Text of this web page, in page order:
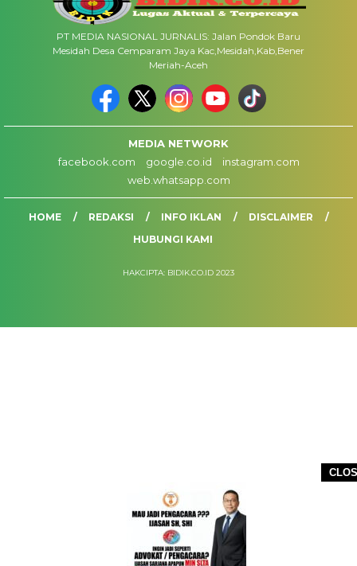
PT MEDIA NASIONAL JURNALIS: Jalan Pondok Baru
Mesidah Desa Cemparam Jaya Kac,Mesidah,Kab,Bener
Meriah-Aceh
MEDIA NETWORK
facebook.com
google.co.id
instagram.com
web.whatsapp.com
HOME REDAKSI INFO IKLAN
DISCLAIMER
HUBUNGI KAMI
HAKCIPTA: BIDIK.CO.ID 2023